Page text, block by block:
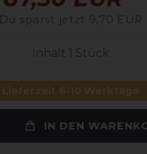
Du sparst jetzt 9,70 EUR
Inhalt 1 Stück
Lieferzeit 6-10 Werktage
IN DEN